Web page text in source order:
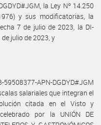
la Ley Nº 14.250
y sus modificatorias, la
7 de julio de 2023, la DI-
julio de 2023, y
59508377-APN-DGDYD#JGM
salariales que integran el
citada en el Visto y
por la UNIÓN DE